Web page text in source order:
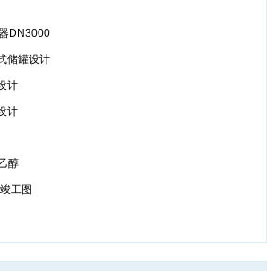
DN3000
储罐设计
计
计
醇
工图